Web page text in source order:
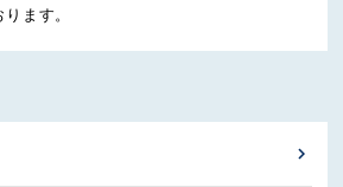
ます。